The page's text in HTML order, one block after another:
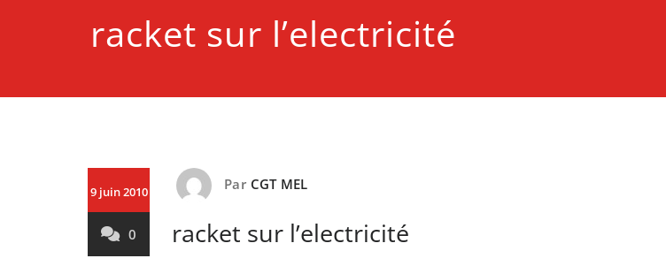
racket sur l’electricité
9 juin 2010
0
Par CGT MEL
racket sur l’electricité